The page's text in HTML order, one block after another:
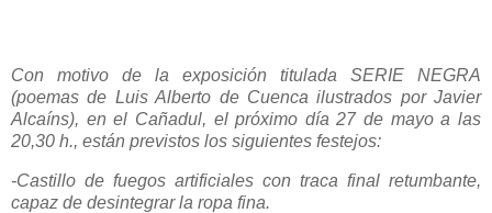
Con motivo de la exposición titulada SERIE NEGRA
(poemas de Luis Alberto de Cuenca ilustrados por Javier
Alcaíns), en el Cañadul, el próximo día 27 de mayo a las
20,30 h., están previstos los siguientes festejos:
-Castillo de fuegos artificiales con traca final retumbante,
capaz de desintegrar la ropa fina.